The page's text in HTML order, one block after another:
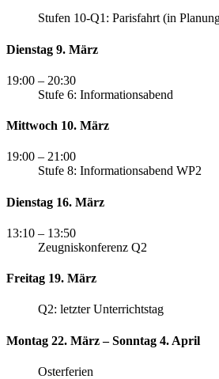
Stufen 10-Q1: Parisfahrt (in
Dienstag 9. März
19:00 – 20:30
Stufe 6: Informationsabend
Mittwoch 10. März
19:00 – 21:00
Stufe 8: Informationsabend WP2
Dienstag 16. März
13:10 – 13:50
Zeugniskonferenz Q2
Freitag 19. März
Q2: letzter Unterrichtstag
Montag 22. März – Sonntag 4. April
Osterferien